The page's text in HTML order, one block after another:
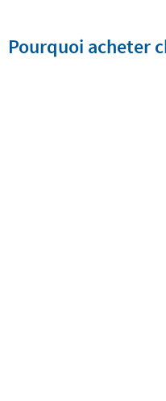
Pourquoi acheter